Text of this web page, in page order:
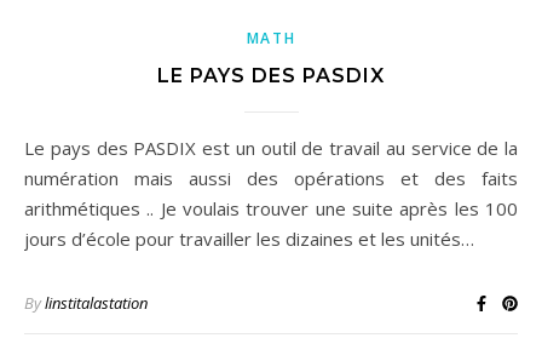
MATH
LE PAYS DES PASDIX
Le pays des PASDIX est un outil de travail au service de la
numération mais aussi des opérations et des faits
arithmétiques .. Je voulais trouver une suite après les 100
jours d’école pour travailler les dizaines et les unités…
Bylinstitalastation